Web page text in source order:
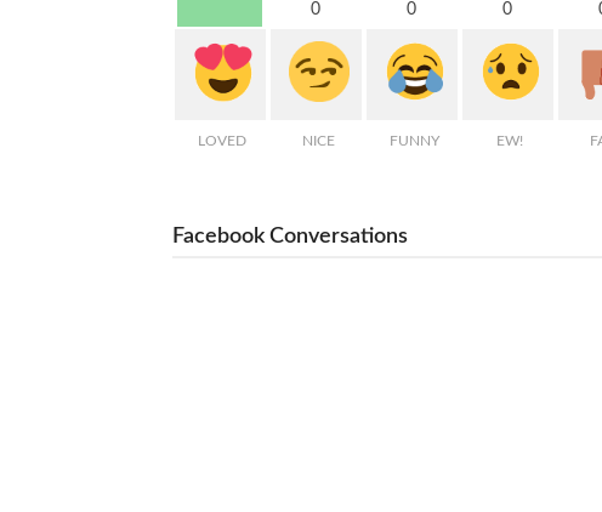
LOVED
0
NICE
0
FUNNY
0
EW!
Facebook Conversations